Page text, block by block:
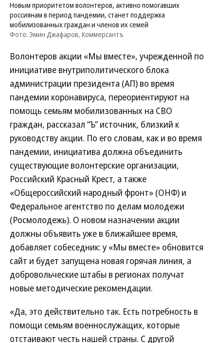
Новым приоритетом волонтеров, активно помогавших
россиянам в период пандемии, станет поддержка
мобилизованных граждан и членов их семей
Фото: Эмин Джафаров, Коммерсантъ
Волонтеров акции «Мы вместе», учрежденной по
инициативе внутриполитического блока
администрации президента (АП) во время
пандемии коронавируса, переориентируют на
помощь семьям мобилизованных на СВО
граждан, рассказал “Ъ” источник, близкий к
руководству акции. По его словам, как и во время
пандемии, инициатива должна объединить
существующие волонтерские организации,
Российский Красный Крест, а также
«Общероссийский народный фронт» (ОНФ) и
Федеральное агентство по делам молодежи
(Росмолодежь). О новом назначении акции
должны объявить уже в ближайшее время,
добавляет собеседник: у «Мы вместе» обновится
сайт и будет запущена новая горячая линия, а
добровольческие штабы в регионах получат
новые методические рекомендации.
«Да, это действительно так. Есть потребность в
помощи семьям военнослужащих, которые
отстаивают честь нашей страны. С другой